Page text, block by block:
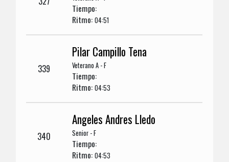
Tiempo:
Ritmo:04:51
339
Pilar Campillo Tena
Veterano A - F
Tiempo:
Ritmo:04:53
340
Angeles Andres Lledo
Senior - F
Tiempo:
Ritmo:04:53